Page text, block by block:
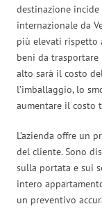
destinazione
internazionale da
più elevati rispetto
beni da trasportare
alto sarà il costo
l’imballaggio, lo
aumentare il costo
L’azienda offre un
del cliente. Sono
sulla portata e sui
intero
un preventivo